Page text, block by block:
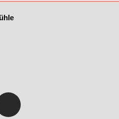
Facebook
Youtube
Instagram